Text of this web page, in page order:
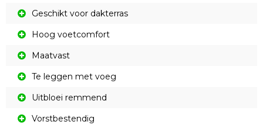
Geschikt voor dakterras
Hoog voetcomfort
Maatvast
Te leggen met voeg
Uitbloei remmend
Vorstbestendig